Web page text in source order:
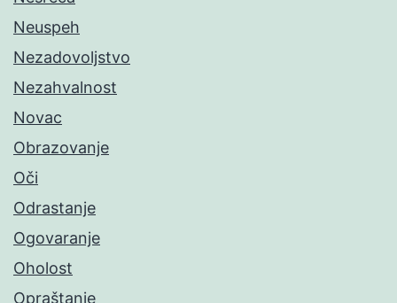
Neuspeh
Nezadovoljstvo
Nezahvalnost
Novac
Obrazovanje
Oči
Odrastanje
Ogovaranje
Oholost
Opraštanje